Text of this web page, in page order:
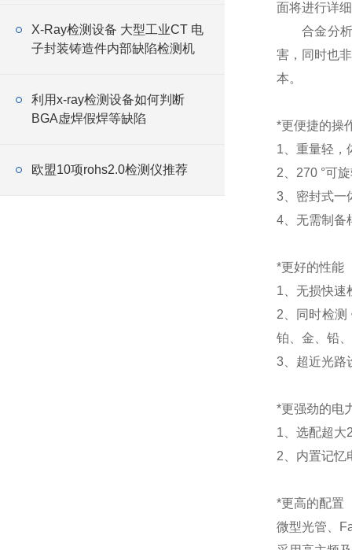
X-Ray检测设备 大型工业CT 电
子封装铸造件内部缺陷检测机
利用x-ray检测设备如何判断
BGA虚焊假焊等缺陷
欧盟10项rohs2.0检测仪推荐
面将进行详
合金分析
害，同时也
本。
*更便捷的操
1、重量轻，
2、270 °可
3、密封式一
4、无需制备
*更好的性能
1、无损快速
2、同时检
铂、金、铅
3、超近光路
*更强劲的电
1、选配超大
2、内置记忆
*更高的配置
微型光管、